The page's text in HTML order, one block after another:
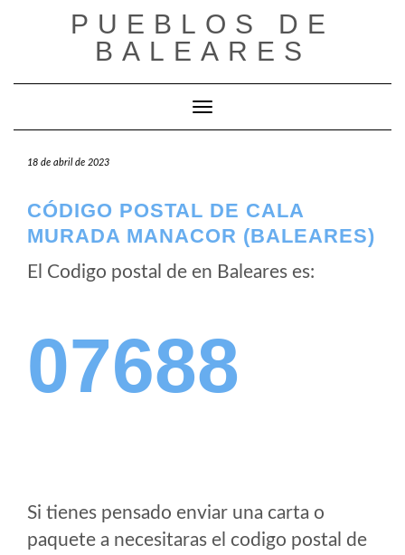
PUEBLOS DE
BALEARES
Cambiar modo de navegación
18 de abril de 2023
CÓDIGO POSTAL DE CALA
MURADA MANACOR (BALEARES)
El Codigo postal de en Baleares es:
07688
Si tienes pensado enviar una carta o
paquete a necesitaras el codigo postal de